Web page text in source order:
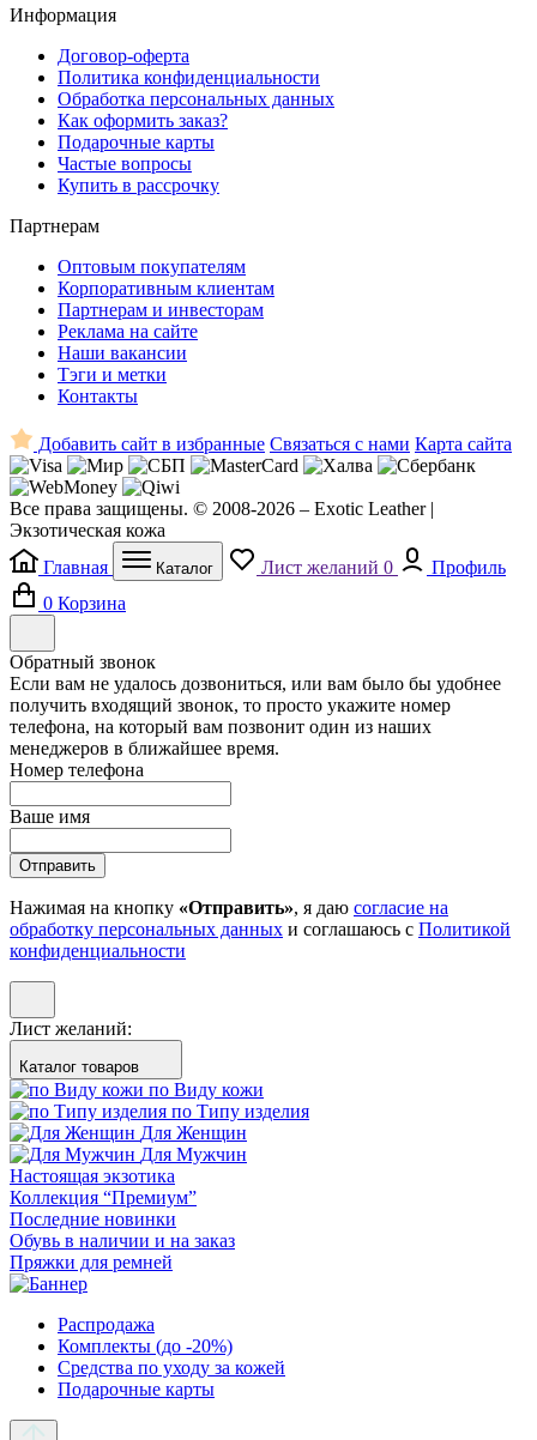
Информация
Договор-оферта
Политика конфиденциальности
Обработка персональных данных
Как оформить заказ?
Подарочные карты
Частые вопросы
Купить в рассрочку
Партнерам
Оптовым покупателям
Корпоративным клиентам
Партнерам и инвесторам
Реклама на сайте
Наши вакансии
Тэги и метки
Контакты
Добавить сайт в избранные Связаться с нами Карта сайта
Все права защищены. © 2008-2026 – Exotic Leather |
Экзотическая кожа
Главная
Каталог Лист желаний 0
Профиль
0 Корзина
Обратный звонок
Если вам не удалось дозвониться, или вам было бы удобнее
получить входящий звонок, то просто укажите номер
телефона, на который вам позвонит один из наших
менеджеров в ближайшее время.
Номер телефона
Ваше имя
Отправить
Нажимая на кнопку «Отправить», я даю согласие на
обработку персональных данных и соглашаюсь с Политикой
конфиденциальности
Лист желаний:
Каталог товаров
по Виду кожи
по Типу изделия
Для Женщин
Для Мужчин
Настоящая экзотика
Коллекция “Премиум”
Последние новинки
Обувь в наличии и на заказ
Пряжки для ремней
Распродажа
Комплекты (до -20%)
Средства по уходу за кожей
Подарочные карты